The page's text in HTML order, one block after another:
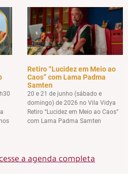
Retiro “Lucidez em Meio ao
Caos” com Lama Padma
Samten
20 e 21 de junho (sábado e
domingo) de 2026 no Vila Vidya
Retiro “Lucidez em Meio ao Caos”
com Lama Padma Samten
a agenda completa